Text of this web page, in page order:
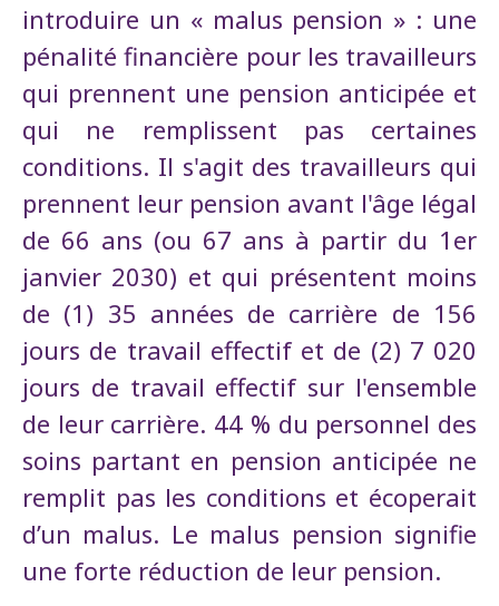
introduire un « malus pension » : une
pénalité financière pour les travailleurs
qui prennent une pension anticipée et
qui ne remplissent pas certaines
conditions. Il s'agit des travailleurs qui
prennent leur pension avant l'âge légal
de 66 ans (ou 67 ans à partir du 1er
janvier 2030) et qui présentent moins
de (1) 35 années de carrière de 156
jours de travail effectif et de (2) 7 020
jours de travail effectif sur l'ensemble
de leur carrière. 44 % du personnel des
soins partant en pension anticipée ne
remplit pas les conditions et écoperait
d’un malus. Le malus pension signifie
une forte réduction de leur pension.